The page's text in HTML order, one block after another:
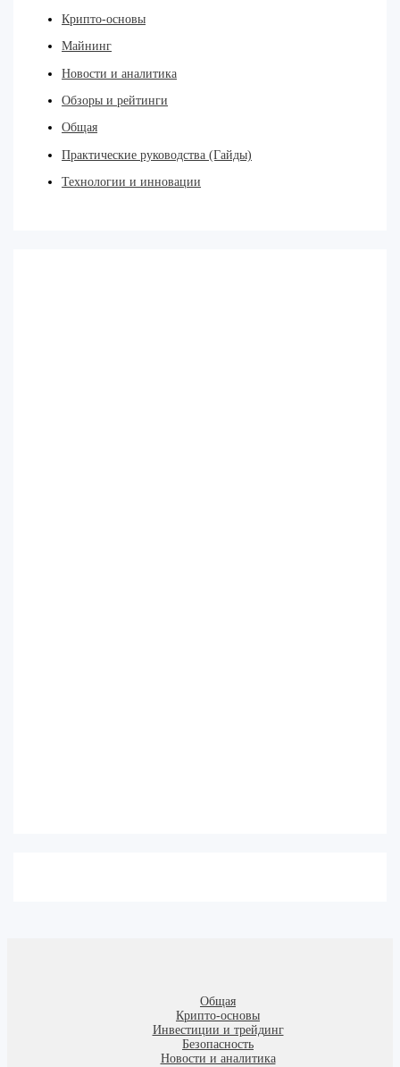
Крипто-основы
Майнинг
Новости и аналитика
Обзоры и рейтинги
Общая
Практические руководства (Гайды)
Технологии и инновации
Общая
Крипто-основы
Инвестиции и трейдинг
Безопасность
Новости и аналитика